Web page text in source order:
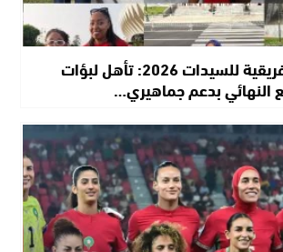
كَأس الأمم الإفريقية للسيدات 2026: تأهل لبؤات
النهائي بدعم جماهيري…